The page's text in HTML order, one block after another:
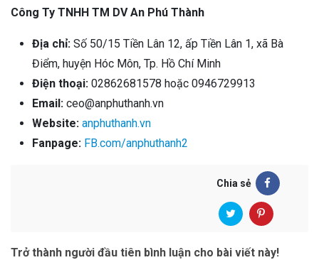
Công Ty TNHH TM DV An Phú Thành
Địa chỉ: Số 50/15 Tiền Lân 12, ấp Tiền Lân 1, xã Bà
Điểm, huyện Hóc Môn, Tp. Hồ Chí Minh
Điện thoại: 02862681578 hoặc 0946729913
Email: ceo@anphuthanh.vn
Website: anphuthanh.vn
Fanpage: FB.com/anphuthanh2
Chia sẻ
Trở thành người đầu tiên bình luận cho bài viết này!